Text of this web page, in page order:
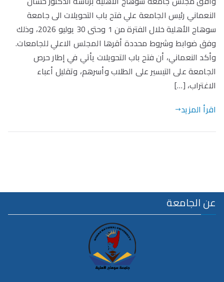
النعماني رئيس الجامعة علي فتح باب التحويلات الى جامعة
سوهاج الأهلية خلال الفترة من 1 وحتى 30 يوليو 2026، وذلك
وفق ضوابط وشروط محددة أقرها المجلس الاعلي للجامعات.
وأكد النعماني، أن فتح باب التحويلات يأتي في إطار حرص
الجامعة على التيسير على الطلاب وأسرهم، وتقليل أعباء
الاغتراب، […]
اقرأ المزيد
عن الجامعة